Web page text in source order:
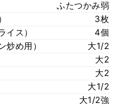
ふたつかみ弱
3枚
イス）
4個
炒め用）
大1/2
大2
大2
大1/2
大1/2強